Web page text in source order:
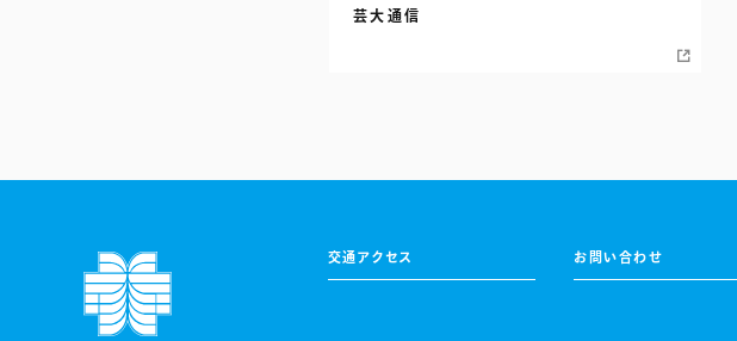
芸大通信
交通アクセス お問い合わせ